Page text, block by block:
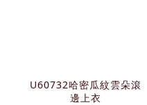
U60732哈密瓜紋雲朵滾
邊上衣